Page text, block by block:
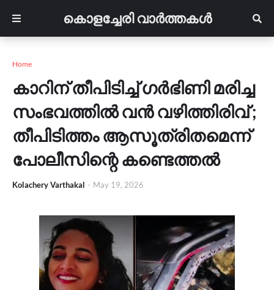
കൊളച്ചേരി വാർത്തകൾ
Home
കാറിന് തീപിടിച്ച് ഗർഭിണി മരിച്ച
സംഭവത്തിൽ വൻ വഴിത്തിരിവ് ;
തീപിടിത്തം ആസൂത്രിതമെന്ന്
പോലീസിന്റെ കണ്ടെത്തൽ
Kolachery Varthakal - May 19, 2026